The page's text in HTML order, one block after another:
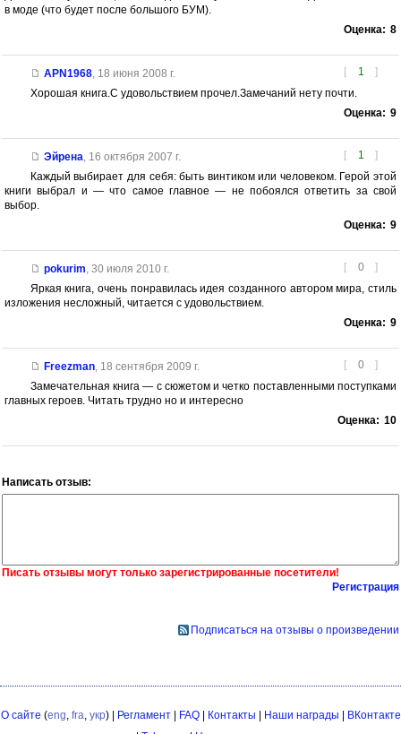
в моде (что будет после большого БУМ).
Оценка: 8
[ 1 ]
APN1968, 18 июня 2008 г.
Хорошая книга.С удовольствием прочел.Замечаний нету почти.
Оценка: 9
[ 1 ]
Эйрена 16 октября 2007 г.
Каждый выбирает для себя: быть винтиком или человеком. Герой этой
книги выбрал и — что самое главное — не побоялся ответить за свой
выбор.
Оценка: 9
[ 0 ]
pokurim 30 июля 2010 г.
Яркая книга, очень понравилась идея созданного автором мира, стиль
изложения несложный, читается с удовольствием.
Оценка: 9
[ 0 ]
Freezman, 18 сентября 2009 г.
Замечательная книга — с сюжетом и четко поставленными поступками
главных героев. Читать трудно но и интересно
Оценка: 10
Написать отзыв:
Писать отзывы могут только зарегистрированные посетители!
Регистрация
Подписаться на отзывы о произведении
О сайте (eng fra укр) | Регламент| FAQ| Контакты | Наши награды | ВКонтакте